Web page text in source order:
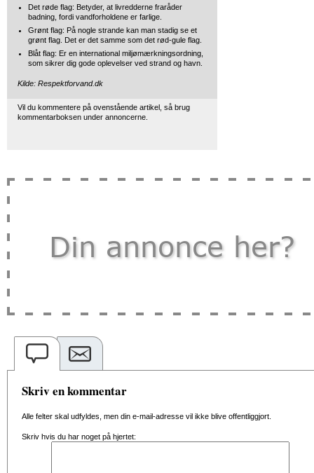
Det røde flag: Betyder, at livredderne fraråder
badning, fordi vandforholdene er farlige.
Grønt flag: På nogle strande kan man stadig se et
grønt flag. Det er det samme som det rød-gule flag.
Blåt flag: Er en international miljømærkningsordning,
som sikrer dig gode oplevelser ved strand og havn.
Kilde: Respektforvand.dk
Vil du kommentere på ovenstående artikel, så brug
kommentarboksen under annoncerne.
Skriv en kommentar
Alle felter skal udfyldes, men din e-mail-adresse vil ikke blive offentliggjort.
Skriv hvis du har noget på hjertet: